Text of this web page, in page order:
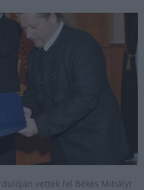
vették fel Békés Mihályt